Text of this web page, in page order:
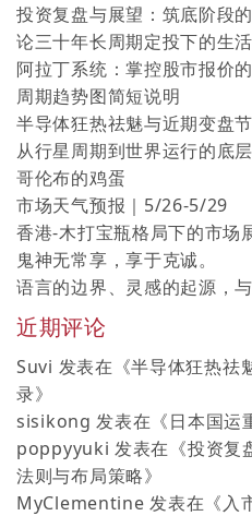
投资复盘与展望：筑底阶段
论三十年长周期定投下的生
阿拉丁系统：掌控股市报价
周期趋势图简短说明
半导体狂热祛魅与近期变盘
从行星周期到世界运行的底
哥伦布的鸡蛋
市场天气预报｜5/26-5/29
香港-木打宝瓶格局下的市场
鬼神无常享，享于克诚。
语言的边界、灵感的起源，
近期评论
Suvi 发表在《半导体狂热祛
录》
sisikong 发表在《日本国运
poppyyuki 发表在《投资复
法则与布局策略》
MyClementine 发表在《入